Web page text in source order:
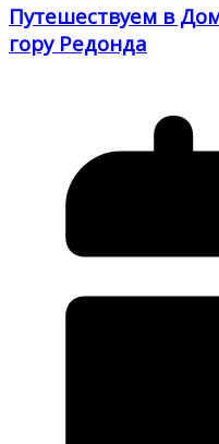
Путешествуем в
гору Редонда